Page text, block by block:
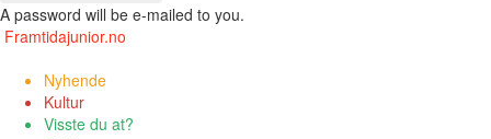
A password will be e-mailed to you.
Framtidajunior.no
Nyhende
Kultur
Visste du at?